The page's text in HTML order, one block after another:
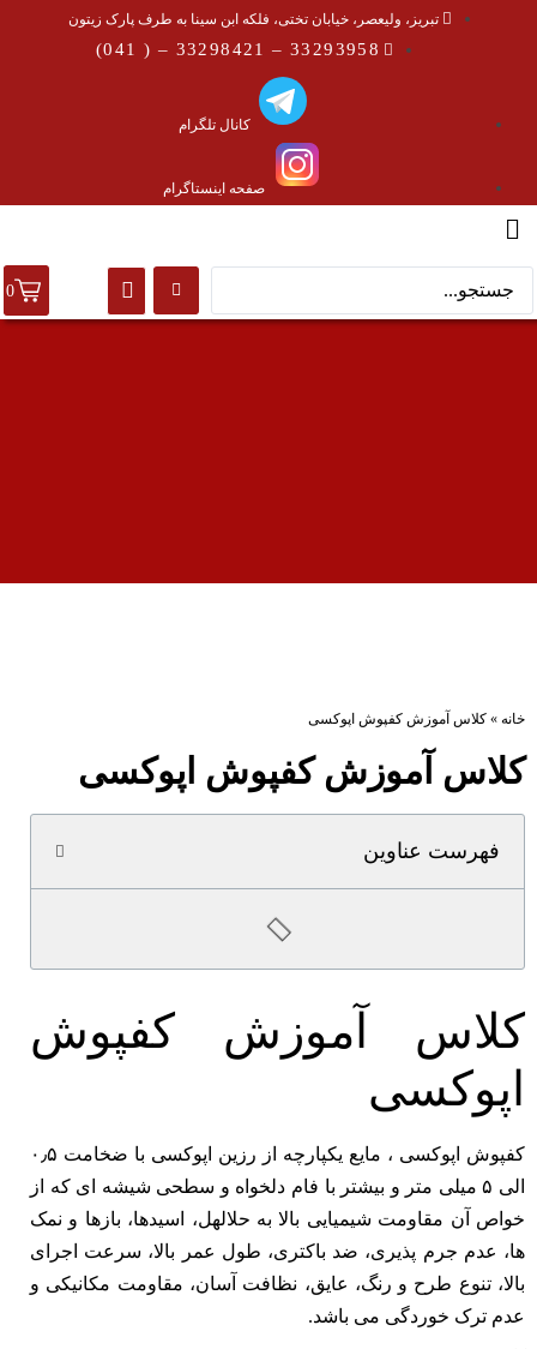
تبریز، ولیعصر، خیابان تختی، فلکه ابن سینا به طرف پارک زیتون
33293958 – 33298421 – ( 041)
کانال تلگرام
صفحه اینستاگرام
0
خانه » کلاس آموزش کفپوش اپوکسی
کلاس آموزش کفپوش اپوکسی
فهرست عناوین
کلاس آموزش کفپوش
اپوکسی
کفپوش اپوکسی ، مایع یکپارچه از رزین اپوکسی با ضخامت ۰٫۵
الی ۵ میلی متر و بیشتر با فام دلخواه و سطحی شیشه ای که از
خواص آن مقاومت شیمیایی بالا به حلالهل، اسیدها، بازها و نمک
ها، عدم جرم پذیری، ضد باکتری، طول عمر بالا، سرعت اجرای
بالا، تنوع طرح و رنگ، عایق، نظافت آسان، مقاومت مکانیکی و
عدم ترک خوردگی می باشد.